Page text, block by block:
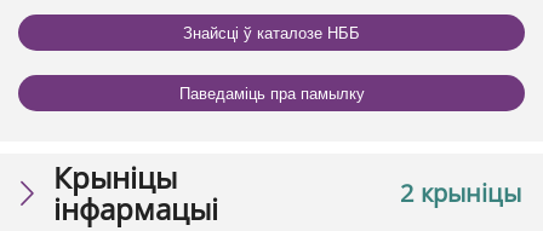
Знайсці ў каталозе НББ
Паведаміць пра памылку
2 крыніцы
Крыніцы
інфармацыі